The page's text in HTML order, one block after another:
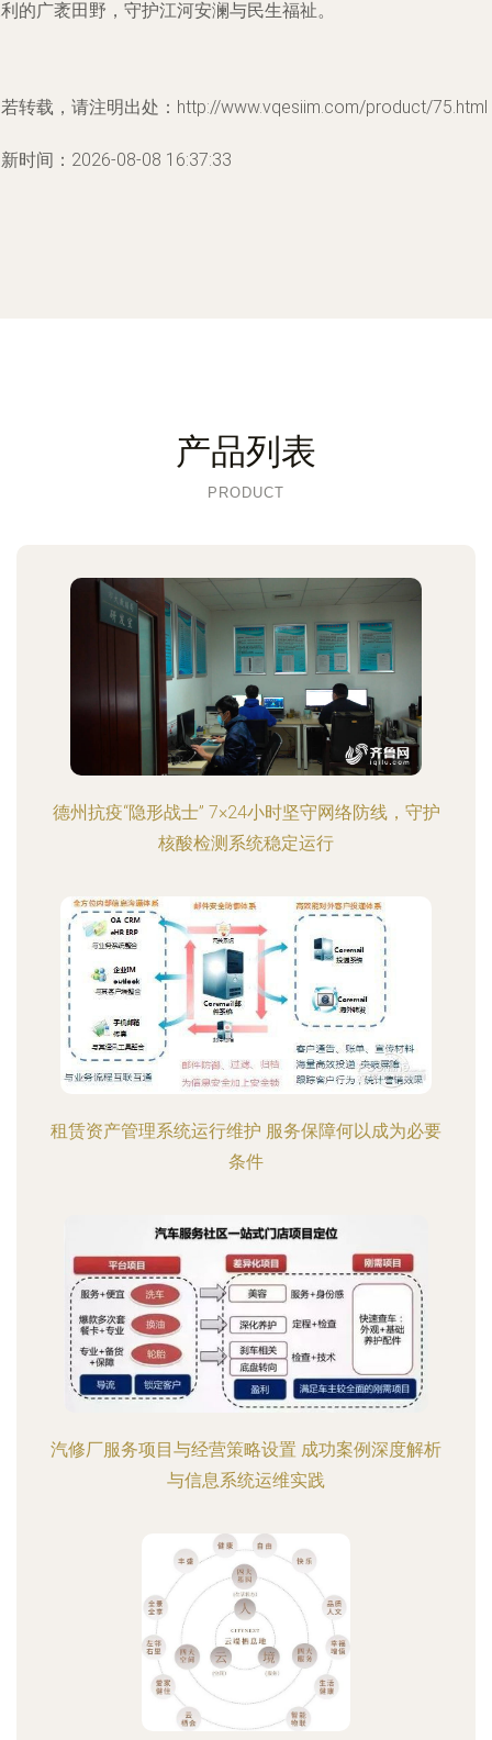
的广袤田野，守护江河安澜与民生福祉。
转载，请注明出处：http://www.vqesiim.com/product/75.html
时间：2026-08-08 16:37:33
产品列表
PRODUCT
德州抗疫“隐形战士” 7×24小时坚守网络防线，守护
核酸检测系统稳定运行
租赁资产管理系统运行维护 服务保障何以成为必要
条件
汽修厂服务项目与经营策略设置 成功案例深度解析
与信息系统运维实践